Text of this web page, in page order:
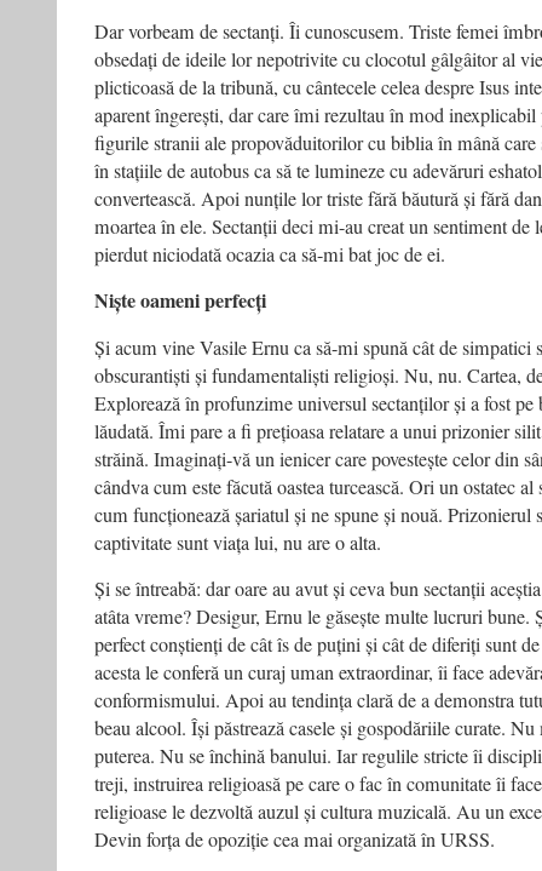
Dar vorbeam de sectanți. Îi cunoscusem. Triste femei
obsedați de ideile lor nepotrivite cu clocotul gâlgâitor al
plicticoasă de la tribună, cu cântecele celea despre Isus
aparent îngerești, dar care îmi rezultau în mod
figurile stranii ale propovăduitorilor cu biblia în mână care
în stațiile de autobus ca să te lumineze cu adevăruri
convertească. Apoi nunțile lor triste fără băutură și fără
moartea în ele. Sectanții deci mi-au creat un sentiment de
pierdut niciodată ocazia ca să-mi bat joc de ei.
Niște oameni perfecți
Și acum vine Vasile Ernu ca să-mi spună cât de simpatici
obscurantiști și fundamentaliști religioși. Nu, nu. Cartea,
Explorează în profunzime universul sectanților și a fost pe
lăudată. Îmi pare a fi prețioasa relatare a unui prizonier
străină. Imaginați-vă un ienicer care povestește celor din
cândva cum este făcută oastea turcească. Ori un ostatec
cum funcționează șariatul și ne spune și nouă. Prizonierul
captivitate sunt viața lui, nu are o alta.
Și se întreabă: dar oare au avut și ceva bun sectanții
atâta vreme? Desigur, Ernu le găsește multe lucruri bune.
perfect conștienți de cât îs de puțini și cât de diferiți sunt
acesta le conferă un curaj uman extraordinar, îi face
conformismului. Apoi au tendința clară de a demonstra
beau alcool. Își păstrează casele și gospodăriile curate.
puterea. Nu se închină banului. Iar regulile stricte îi
treji, instruirea religioasă pe care o fac în comunitate îi
religioase le dezvoltă auzul și cultura muzicală. Au un
Devin forța de opoziție cea mai organizată în URSS.